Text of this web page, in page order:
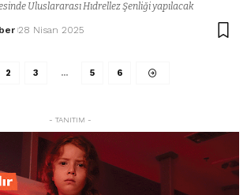
Uluslararası Hıdrellez Şenliği yapılacak
28 Nisan 2025
2 3 … 5 6
- TANITIM -